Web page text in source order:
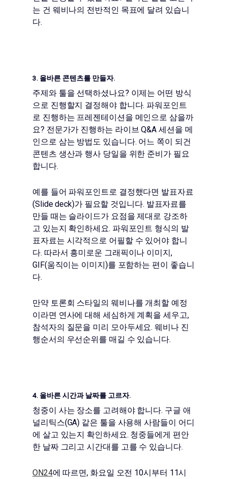
는 건 웨비나의 전반적인 목표에 달려 있습니
다.
3. 올바른 콘텐츠를 만들자.
주제와 툴을 선택하셨나요? 이제는 어떤 방식
으로 진행할지 결정해야 합니다. 파워포인트
로 진행하는 프레젠테이션을 메인으로 삼을까
요? 전문가가 진행하는 라이브 Q&A 세션을 메
인으로 삼는 방법도 있습니다. 어느 쪽이 되건
콘텐츠 생산과 행사 당일을 위한 준비가 필요
합니다.
예를 들어 파워포인트로 결정했다면 발표자료
(Slide deck)가 필요할 것입니다. 발표자료를
만들 때는 슬라이드가 요점을 제대로 강조하
고 있는지 확인하세요. 파워포인트 형식의 발
표자료는 시각적으로 어필할 수 있어야 합니
다. 따라서 흥미로운 그래픽이나 이미지,
GIF(움직이는 이미지)를 포함하는 편이 좋습니
다.
만약 토론회 스타일의 웨비나를 개최할 예정
이라면 연사에 대해 세심하게 계획을 세우고,
참석자의 질문을 미리 모아두세요. 웨비나 진
행순서의 우선순위를 매길 수 있습니다.
4. 올바른 시간과 날짜를 고르자.
청중이 사는 장소를 고려해야 합니다. 구글 애
널리틱스(GA) 같은 툴을 사용해 사람들이 어디
에 살고 있는지 확인하세요. 청중들에게 편안
한 날짜 그리고 시간대를 고를 수 있습니다.
ON24에 따르면, 화요일 오전 10시부터 11시